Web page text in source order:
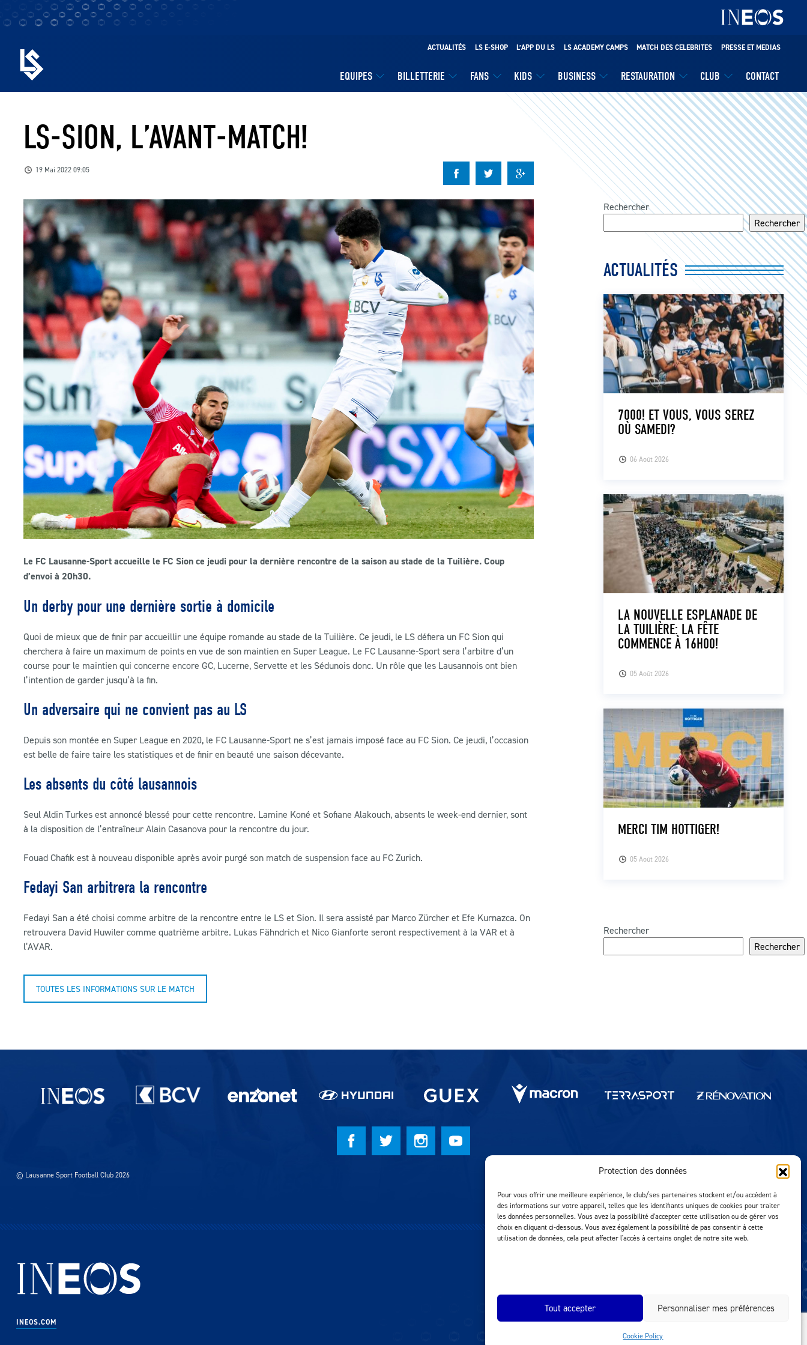
Protection des données
Pour vous offrir une meilleure expérience, le club/ses partenaires stockent et/ou accèdent à
des informations sur votre appareil, telles que les identifiants uniques de cookies pour traiter
les données personnelles. Vous avez la possibilité d'accepter cette utilisation ou de gérer vos
choix en cliquant ci-dessous. Vous avez également la possibilité de pas consentir à cette
utilisation de données, cela peut affecter l'accès à certains onglet de notre site web.
Tout accepter Personnaliser mes préférences
Cookie Policy
EQUIPES BILLETTERIE FANS KIDS BUSINESS RESTAURATION CLUB CONTACT
ACTUALITÉS LS E-SHOP L’APP DU LS LS ACADEMY CAMPS MATCH DES CELEBRITES PRESSE ET MEDIAS
LS-SION, L’AVANT-MATCH!
19 Mai 2022 09:05
Le FC Lausanne-Sport accueille le FC Sion ce jeudi pour la dernière rencontre de la saison au stade de la Tuilière. Coup
d’envoi à 20h30.
Un derby pour une dernière sortie à domicile
Quoi de mieux que de finir par accueillir une équipe romande au stade de la Tuilière. Ce jeudi, le LS défiera un FC Sion qui
cherchera à faire un maximum de points en vue de son maintien en Super League. Le FC Lausanne-Sport sera l’arbitre d’un
course pour le maintien qui concerne encore GC, Lucerne, Servette et les Sédunois donc. Un rôle que les Lausannois ont bien
l’intention de garder jusqu’à la fin.
Un adversaire qui ne convient pas au LS
Depuis son montée en Super League en 2020, le FC Lausanne-Sport ne s’est jamais imposé face au FC Sion. Ce jeudi, l’occasion
est belle de faire taire les statistiques et de finir en beauté une saison décevante.
Les absents du côté lausannois
Seul Aldin Turkes est annoncé blessé pour cette rencontre. Lamine Koné et Sofiane Alakouch, absents le week-end dernier, sont
à la disposition de l’entraîneur Alain Casanova pour la rencontre du jour.
Fouad Chafik est à nouveau disponible après avoir purgé son match de suspension face au FC Zurich.
Fedayi San arbitrera la rencontre
Fedayi San a été choisi comme arbitre de la rencontre entre le LS et Sion. Il sera assisté par Marco Zürcher et Efe Kurnazca. On
retrouvera David Huwiler comme quatrième arbitre. Lukas Fähndrich et Nico Gianforte seront respectivement à la VAR et à
l’AVAR.
TOUTES LES INFORMATIONS SUR LE MATCH
Rechercher
Rechercher
ACTUALITÉS
06 Août 2026
7000! ET VOUS, VOUS SEREZ
OÙ SAMEDI?
05 Août 2026
LA NOUVELLE ESPLANADE DE
LA TUILIÈRE: LA FÊTE
COMMENCE À 16H00!
05 Août 2026
MERCI TIM HOTTIGER!
Rechercher
Rechercher
Partenaires du lausanne-Sport
© Lausanne Sport Football Club 2026
INEOS.COM